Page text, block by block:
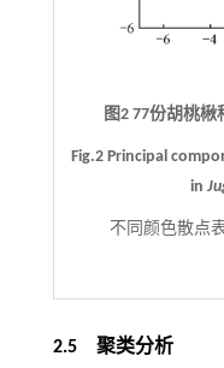
图2 77份胡桃
Fig.2 Principal
in
不同颜色散点
2.5 聚类分析